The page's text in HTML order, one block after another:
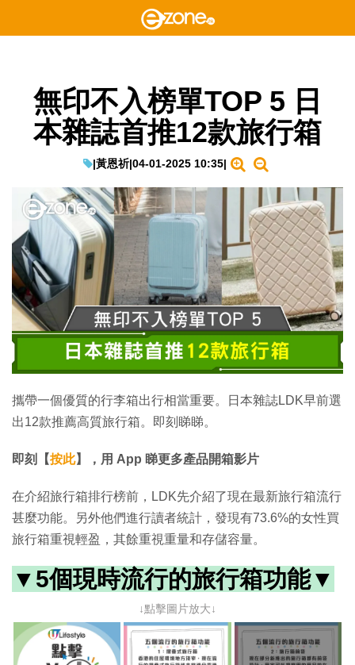
無印不入榜單TOP 5 日
本雜誌首推12款旅行箱
|黃恩祈|04-01-2025 10:35|
攜帶一個優質的行李箱出行相當重要。日本雜誌LDK早前選
出12款推薦高質旅行箱。即刻睇睇。
即刻【按此】，用 App 睇更多產品開箱影片
在介紹旅行箱排行榜前，LDK先介紹了現在最新旅行箱流行
甚麼功能。另外他們進行讀者統計，發現有73.6%的女性買
旅行箱重視輕盈，其餘重視重量和存儲容量。
▼ 5個現時流行的旅行箱功能▼
↓點擊圖片放大↓